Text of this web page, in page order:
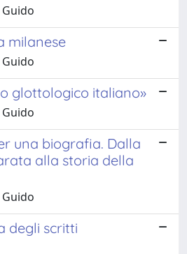
milanese
glottologico italiano»
una biografia. Dalla
alla storia della
degli scritti